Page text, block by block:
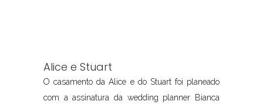
Alice e Stuart
O casamento da Alice e do Stuart foi planeado
com a assinatura da wedding planner Bianca